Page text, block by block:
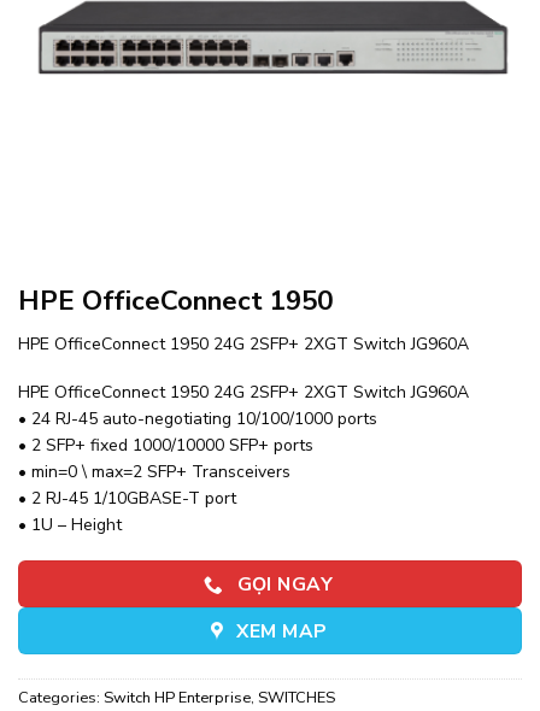
HPE OfficeConnect 1950
HPE OfficeConnect 1950 24G 2SFP+ 2XGT Switch JG960A
HPE OfficeConnect 1950 24G 2SFP+ 2XGT Switch JG960A
• 24 RJ-45 auto-negotiating 10/100/1000 ports
• 2 SFP+ fixed 1000/10000 SFP+ ports
• min=0 \ max=2 SFP+ Transceivers
• 2 RJ-45 1/10GBASE-T port
• 1U – Height
GỌI NGAY
XEM MAP
Categories: Switch HP Enterprise, SWITCHES